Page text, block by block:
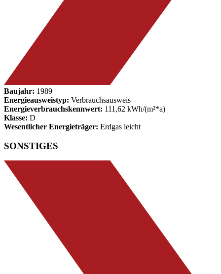
Baujahr: 1989
Energieausweistyp: Verbrauchsausweis
Energieverbrauchskennwert: 111,62 kWh/(m²*a)
Klasse: D
Wesentlicher Energieträger: Erdgas leicht
SONSTIGES